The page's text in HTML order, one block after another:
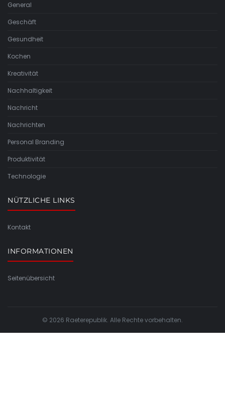
General
Geschäft
Gesundheit
Kochen
Kreativität
Nachhaltigkeit
Nachricht
Nachrichten
Personal Branding
Produktivität
Technologie
NÜTZLICHE LINKS
Kontakt
INFORMATIONEN
Seitenübersicht
© 2026 Raeterepublik. Alle Rechte vorbehalten.